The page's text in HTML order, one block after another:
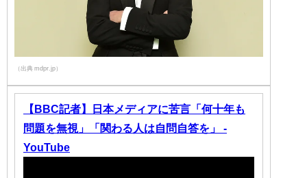
（出典 mdpr.jp）
【BBC記者】日本メディアに苦言「何十年も
問題を無視」「関わる人は自問自答を」 -
YouTube